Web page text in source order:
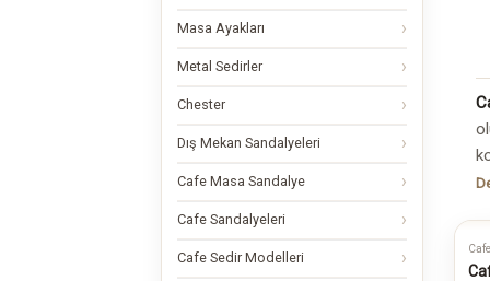
Masa Ayakları
Metal Sedirler
Chester
Dış Mekan Sandalyeleri
Cafe Masa Sandalye
Cafe Sandalyeleri
Cafe Sedir Modelleri